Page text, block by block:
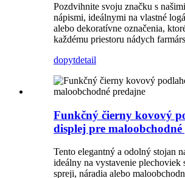
Pozdvihnite svoju značku s
nápismi, ideálnymi na vlastné
alebo dekoratívne označenia,
každému priestoru nádych
dopytdetail
Funkčný čierny kovový
displej pre
Tento elegantný a odolný stojan
ideálny na vystavenie plechoviek
spreji, náradia alebo